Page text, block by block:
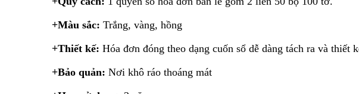
+Màu sắc: Trắng, vàng, hồng
+Thiết kế: Hóa đơn đóng theo dạng cuốn sổ dễ dàng tách ra và
+Bảo quản: Nơi khô ráo thoáng mát